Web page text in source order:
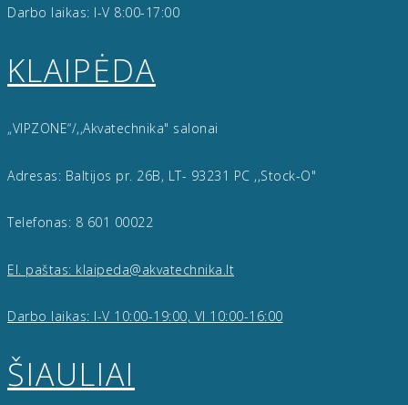
Darbo laikas: I-V 8:00-17:00
KLAIPĖDA
„VIPZONE“/,,Akvatechnika" salonai
Adresas: Baltijos pr. 26B, LT- 93231 PC ,,Stock-O"
Telefonas: 8 601 00022
El. paštas: klaipeda@akvatechnika.lt
Darbo laikas: I-V 10:00-19:00, VI 10:00-16:00
ŠIAULIAI